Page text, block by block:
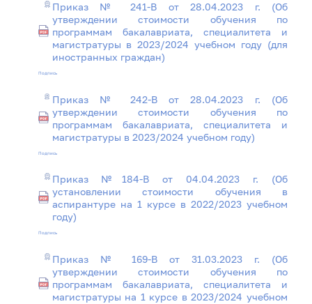
Приказ № 241-В от 28.04.2023 г. (Об
утверждении стоимости обучения по
программам бакалавриата, специалитета и
магистратуры в 2023/2024 учебном году (для
иностранных граждан)
Подпись
Приказ № 242-В от 28.04.2023 г. (Об
утверждении стоимости обучения по
программам бакалавриата, специалитета и
магистратуры в 2023/2024 учебном году)
Подпись
Приказ №184-В от 04.04.2023 г. (Об
установлении стоимости обучения в
аспирантуре на 1 курсе в 2022/2023 учебном
году)
Подпись
Приказ № 169-В от 31.03.2023 г. (Об
утверждении стоимости обучения по
программам бакалавриата, специалитета и
магистратуры на 1 курсе в 2023/2024 учебном